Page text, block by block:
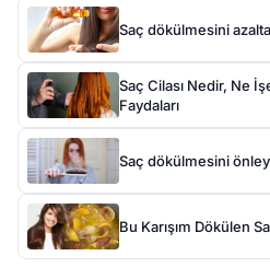
Saç dökülmesini
Saç Cilası Nedir, Ne
Faydaları
Saç dökülmesini
Bu Karışım Dökülen